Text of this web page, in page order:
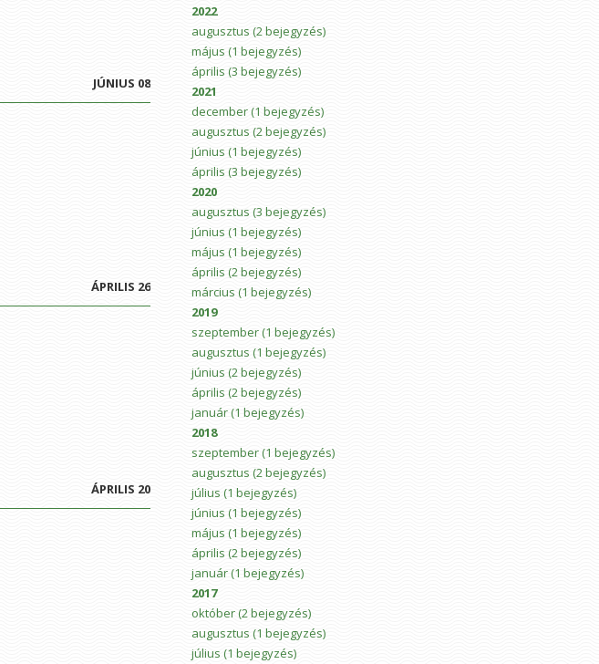
JÚNIUS 08
ÁPRILIS 26
ÁPRILIS 20
2022
augusztus (2 bejegyzés)
május (1 bejegyzés)
április (3 bejegyzés)
2021
december (1 bejegyzés)
augusztus (2 bejegyzés)
június (1 bejegyzés)
április (3 bejegyzés)
2020
augusztus (3 bejegyzés)
június (1 bejegyzés)
május (1 bejegyzés)
április (2 bejegyzés)
március (1 bejegyzés)
2019
szeptember (1 bejegyzés)
augusztus (1 bejegyzés)
június (2 bejegyzés)
április (2 bejegyzés)
január(1 bejegyzés)
2018
szeptember (1 bejegyzés)
augusztus (2 bejegyzés)
július (1 bejegyzés)
június (1 bejegyzés)
május (1 bejegyzés)
április (2 bejegyzés)
január(1 bejegyzés)
2017
október(2 bejegyzés)
augusztus (1 bejegyzés)
július (1 bejegyzés)